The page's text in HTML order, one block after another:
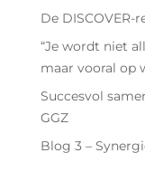
De DISCOVER-
“Je wordt niet
maar vooral op
Succesvol
GGZ
Blog 3 –